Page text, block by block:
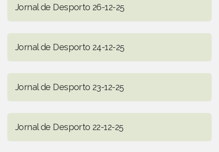
Jornal de Desporto 26-12-25
Jornal de Desporto 24-12-25
Jornal de Desporto 23-12-25
Jornal de Desporto 22-12-25